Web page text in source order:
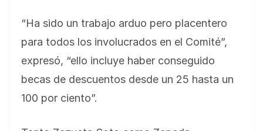
“Ha sido un trabajo arduo pero placentero
para todos los involucrados en el Comité”,
expresó, “ello incluye haber conseguido
becas de descuentos desde un 25 hasta un
100 por ciento”.